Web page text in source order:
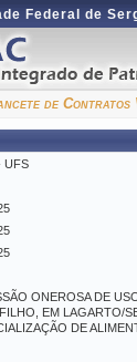
Federal de
de Contratos
UFS
ONEROSA DE
EM LAGARTO/
DE